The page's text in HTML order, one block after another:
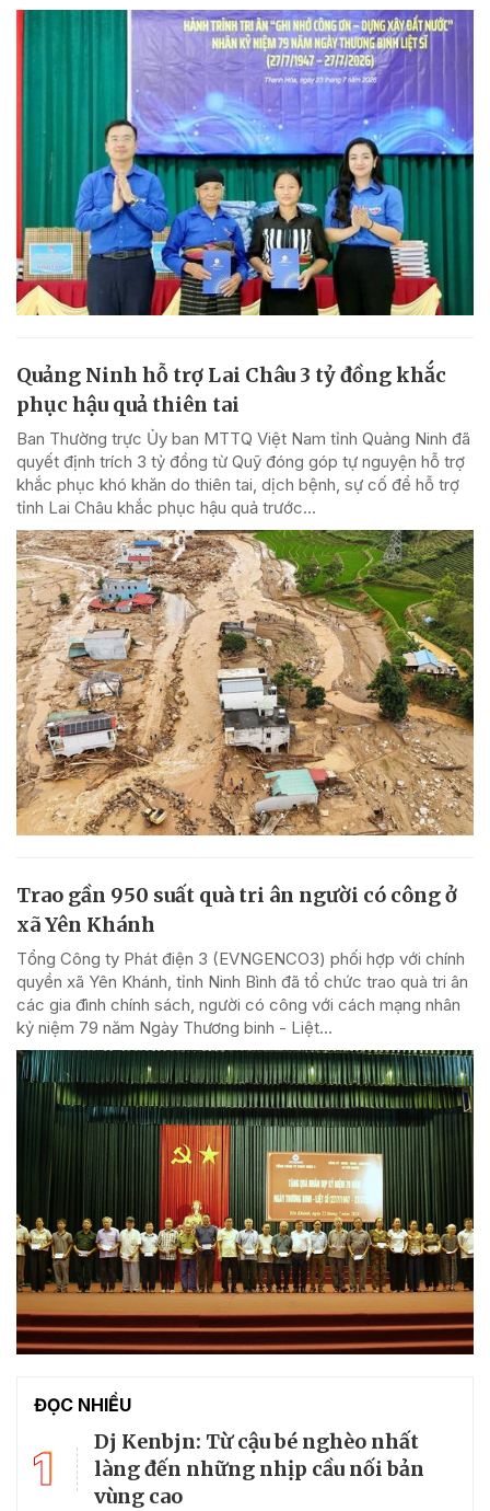
Quảng Ninh hỗ trợ Lai Châu 3 tỷ đồng khắc
phục hậu quả thiên tai
Ban Thường trực Ủy ban MTTQ Việt Nam tỉnh Quảng Ninh đã
quyết định trích 3 tỷ đồng từ Quỹ đóng góp tự nguyện hỗ trợ
khắc phục khó khăn do thiên tai, dịch bệnh, sự cố để hỗ trợ
tỉnh Lai Châu khắc phục hậu quả trước...
Trao gần 950 suất quà tri ân người có công ở
xã Yên Khánh
Tổng Công ty Phát điện 3 (EVNGENCO3) phối hợp với chính
quyền xã Yên Khánh, tỉnh Ninh Bình đã tổ chức trao quà tri ân
các gia đình chính sách, người có công với cách mạng nhân
kỷ niệm 79 năm Ngày Thương binh - Liệt...
ĐỌC NHIỀU
1
Dj Kenbjn: Từ cậu bé nghèo nhất
làng đến những nhịp cầu nối bản
vùng cao